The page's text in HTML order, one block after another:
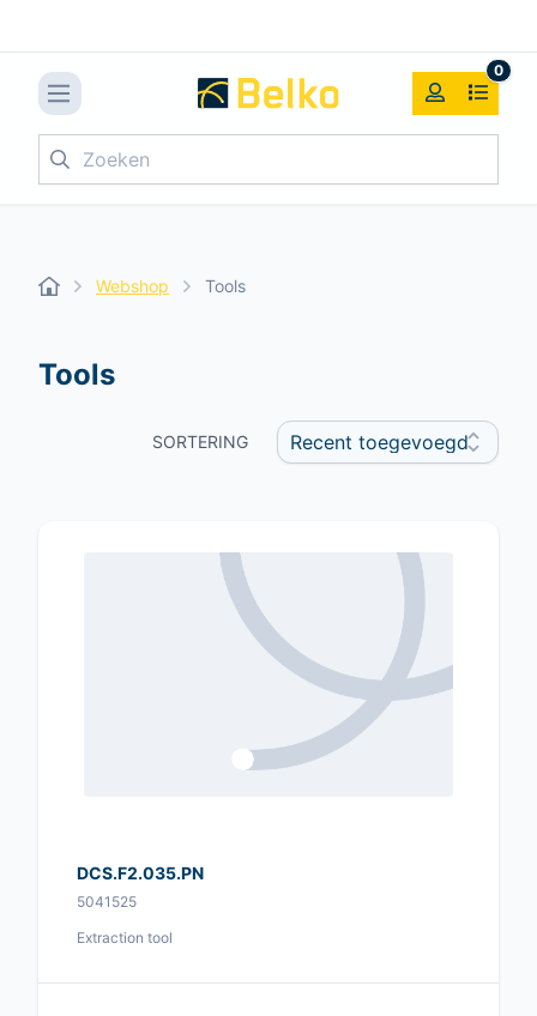
0
Zoeken
Webshop Tools
Tools
SORTERING
DCS.F2.035.PN
5041525
Extraction tool